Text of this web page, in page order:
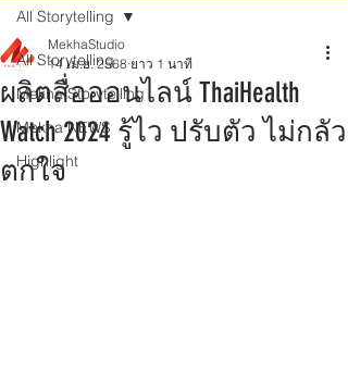
All Storytelling
Mekha Storytelling
Mekha NEWS
Highlight
All Storytelling
ผลิตสื่อออนไลน์ ThaiHealth
Watch 2024 รู้ไว ปรับตัว ไม่กลัว
ตกใจ
MekhaStudio
14 เม.ย. 2568 ยาว 1 นาที